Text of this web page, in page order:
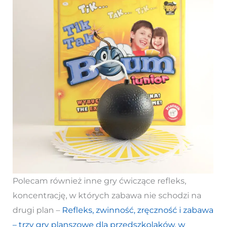
Polecam również inne gry ćwiczące refleks,
koncentrację, w których zabawa nie schodzi na
drugi plan – Refleks, zwinność, zręczność i zabawa
– trzy gry planszowe dla przedszkolaków, w